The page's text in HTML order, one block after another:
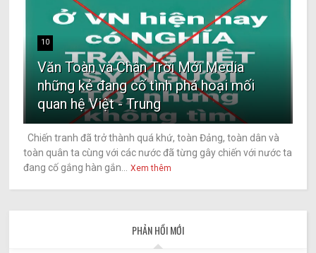
10
Văn Toàn và Chân Trời Mới Media
những kẻ đang cố tình phá hoại mối
quan hệ Việt - Trung
Chiến tranh đã trở thành quá khứ, toàn Đảng, toàn dân và
toàn quân ta cùng với các nước đã từng gây chiến với nước ta
đang cố gắng hàn gắn...
Xem thêm
PHẢN HỒI MỚI